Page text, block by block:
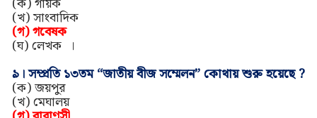
(খ)সাংবাদিক
(গ)গবেষক
(ঘ)লেখক ।
৯।সম্প্রতি ১৩তম “জাতীয় বীজ সম্মেলন” কোথায় শুরু হয়েছে ?
(ক) জয়পুর
(খ)মেঘালয়